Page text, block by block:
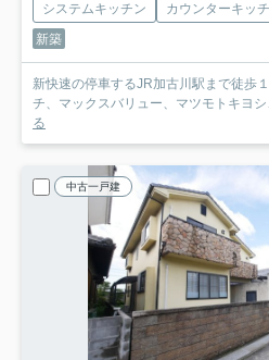
システムキッチン
カウンターキッ
新築
新快速の停車するJR加古川駅まで徒歩
チ、マックスバリュー、マツモトキヨ
る
中古一戸建